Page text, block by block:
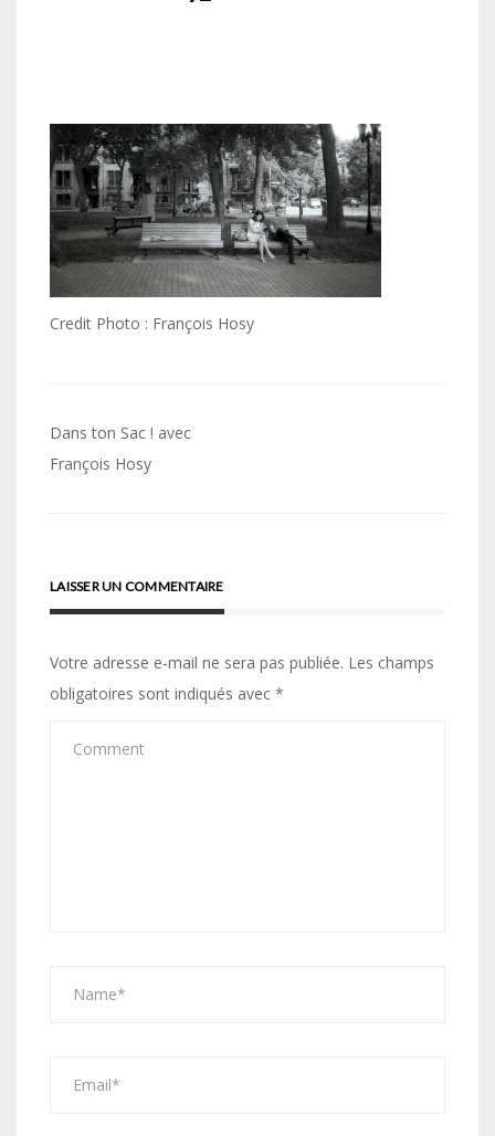
Credit Photo : François Hosy
Navigation
de
Dans ton Sac ! avec
François Hosy
LAISSER UN COMMENTAIRE
Votre adresse e-mail ne sera pas publiée. Les champs
obligatoires sont indiqués avec *